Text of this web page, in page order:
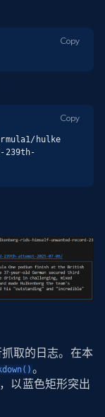
Copy
hulke
239th-
Copy
取的日志。在本
。
以蓝色矩形突出